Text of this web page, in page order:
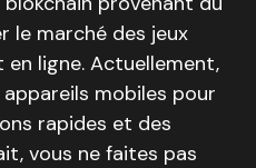
le marché des jeux
ligne. Actuellement,
mobiles pour
rapides et des
vous ne faites pas